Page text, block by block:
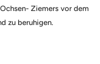
Ziemers vor dem
zu beruhigen.